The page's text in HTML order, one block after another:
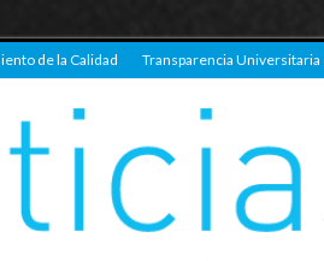
de la Calidad Transparencia Universitaria